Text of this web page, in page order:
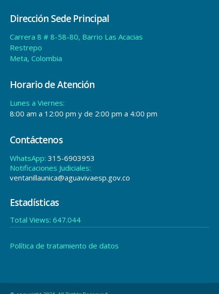
Dirección Sede Principal
Carrera 8 # 8-58-80, Barrio Las Acacias
Restrepo
Meta, Colombia
Horario de Atención
Lunes a Viernes:
8:00 am a 12:00 pm y de 2:00 pm a 4:00 pm
Contáctenos
WhatsApp: 315-6903953
Notificaciones Judiciales:
ventanillaunica@aguavivaesp.gov.co
Estadísticas
Total Views: 647.044
Política de tratamiento de datos
© copyright 2024. All Rights Reserved.